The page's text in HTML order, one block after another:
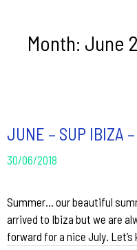
Month: June
JUNE – SUP IBIZA
30/06/2018
Summer… our beautiful
arrived to Ibiza but we are
forward for a nice July. Let’s